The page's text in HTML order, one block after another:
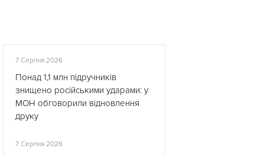
7 Серпня 2026
Понад 1,1 млн підручників
знищено російськими ударами: у
МОН обговорили відновлення
друку
7 Серпня 2026